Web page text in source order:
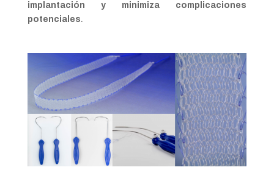
implantación y minimiza complicaciones
potenciales.